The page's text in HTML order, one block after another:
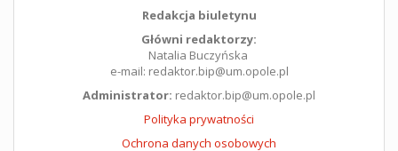
Redakcja biuletynu
Główni redaktorzy:
Natalia Buczyńska
e-mail: redaktor.bip@um.opole.pl
Administrator: redaktor.bip@um.opole.pl
Polityka prywatności
Ochrona danych osobowych